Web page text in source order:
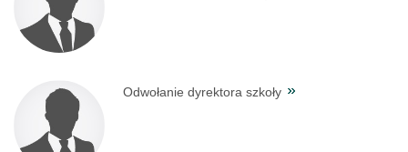
Odwołanie dyrektora szkoły